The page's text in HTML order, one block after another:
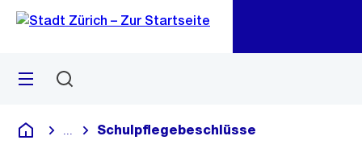
Navigation
Sprunglink
Menü
Deutsch
Blende alle Breadcrumbs ein
Schulpflegebeschlüsse